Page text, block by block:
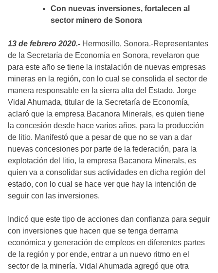
Con nuevas inversiones, fortalecen al
sector minero de Sonora
13 de febrero 2020.- Hermosillo, Sonora.-Representantes
de la Secretaría de Economía en Sonora, revelaron que
para este año se tiene la instalación de nuevas empresas
mineras en la región, con lo cual se consolida el sector de
manera responsable en la sierra alta del Estado. Jorge
Vidal Ahumada, titular de la Secretaría de Economía,
aclaró que la empresa Bacanora Minerals, es quien tiene
la concesión desde hace varios años, para la producción
de litio. Manifestó que a pesar de que no se van a dar
nuevas concesiones por parte de la federación, para la
explotación del litio, la empresa Bacanora Minerals, es
quien va a consolidar sus actividades en dicha región del
estado, con lo cual se hace ver que hay la intención de
seguir con las inversiones.
Indicó que este tipo de acciones dan confianza para seguir
con inversiones que hacen que se tenga derrama
económica y generación de empleos en diferentes partes
de la región y por ende, entrar a un nuevo ritmo en el
sector de la minería. Vidal Ahumada agregó que otra